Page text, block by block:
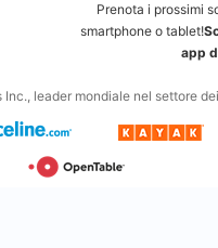
Prenota i prossimi
smartphone o tablet!
app
leader mondiale nel settore